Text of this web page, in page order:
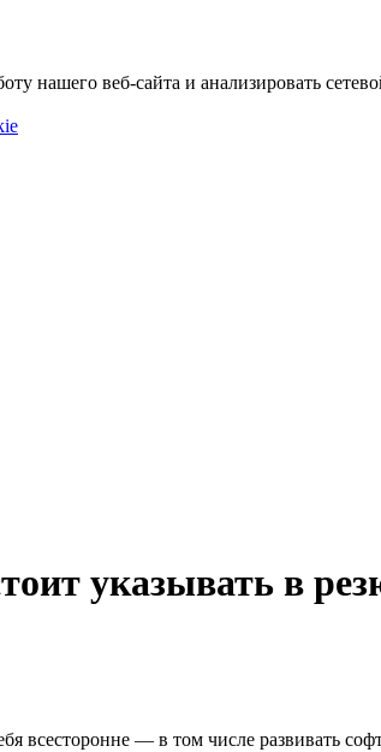
нашего веб-сайта и анализировать
указывать в
всесторонне — в том числе развивать